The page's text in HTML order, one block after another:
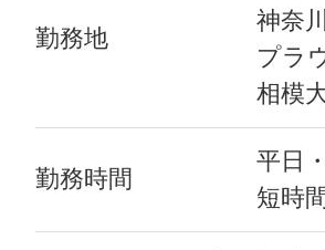
勤務地
神奈
プラ
相模
勤務時間
平日
短時